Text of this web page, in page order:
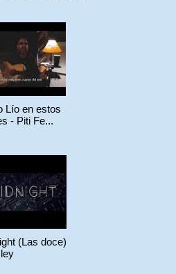
Lío en estos
- Piti Fe...
(Las doce)